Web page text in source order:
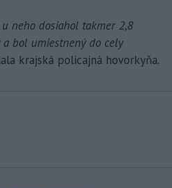
neho dosiahol takmer 2,8
bol umiestnený do cely
krajská policajná hovorkyňa.